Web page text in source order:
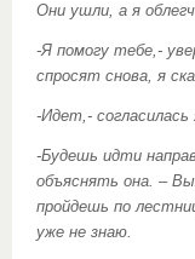
Они ушли, а я
-Я помогу тебе,-
спросят снова, я
-Идет,- согласилась
-Будешь идти
объяснять она. –
пройдешь по
уже не знаю.